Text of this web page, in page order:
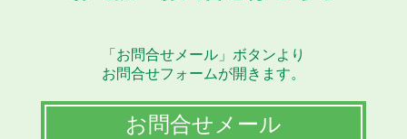
「お問合せメール」ボタンより
お問合せフォームが開きます。
お問合せメール